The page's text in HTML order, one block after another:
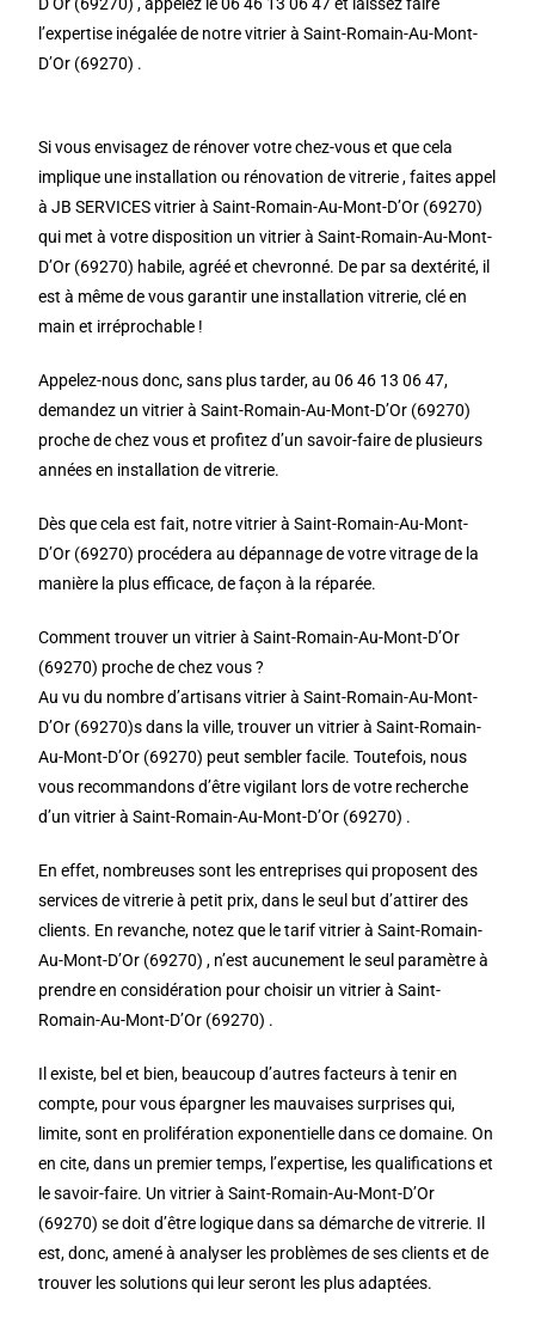
l’expertise inégalée de notre vitrier à Saint-Romain-Au-Mont-
D’Or (69270) .
Si vous envisagez de rénover votre chez-vous et que cela
implique une installation ou rénovation de vitrerie , faites appel
à JB SERVICES vitrier à Saint-Romain-Au-Mont-D’Or (69270)
qui met à votre disposition un vitrier à Saint-Romain-Au-Mont-
D’Or (69270) habile, agréé et chevronné. De par sa dextérité, il
est à même de vous garantir une installation vitrerie, clé en
main et irréprochable !
Appelez-nous donc, sans plus tarder, au 06 46 13 06 47,
demandez un vitrier à Saint-Romain-Au-Mont-D’Or (69270)
proche de chez vous et profitez d’un savoir-faire de plusieurs
années en installation de vitrerie.
Dès que cela est fait, notre vitrier à Saint-Romain-Au-Mont-
D’Or (69270) procédera au dépannage de votre vitrage de la
manière la plus efficace, de façon à la réparée.
Comment trouver un vitrier à Saint-Romain-Au-Mont-D’Or
(69270) proche de chez vous ?
Au vu du nombre d’artisans vitrier à Saint-Romain-Au-Mont-
D’Or (69270)s dans la ville, trouver un vitrier à Saint-Romain-
Au-Mont-D’Or (69270) peut sembler facile. Toutefois, nous
vous recommandons d’être vigilant lors de votre recherche
d’un vitrier à Saint-Romain-Au-Mont-D’Or (69270) .
En effet, nombreuses sont les entreprises qui proposent des
services de vitrerie à petit prix, dans le seul but d’attirer des
clients. En revanche, notez que le tarif vitrier à Saint-Romain-
Au-Mont-D’Or (69270) , n’est aucunement le seul paramètre à
prendre en considération pour choisir un vitrier à Saint-
Romain-Au-Mont-D’Or (69270) .
Il existe, bel et bien, beaucoup d’autres facteurs à tenir en
compte, pour vous épargner les mauvaises surprises qui,
limite, sont en prolifération exponentielle dans ce domaine. On
en cite, dans un premier temps, l’expertise, les qualifications et
le savoir-faire. Un vitrier à Saint-Romain-Au-Mont-D’Or
(69270) se doit d’être logique dans sa démarche de vitrerie. Il
est, donc, amené à analyser les problèmes de ses clients et de
trouver les solutions qui leur seront les plus adaptées.